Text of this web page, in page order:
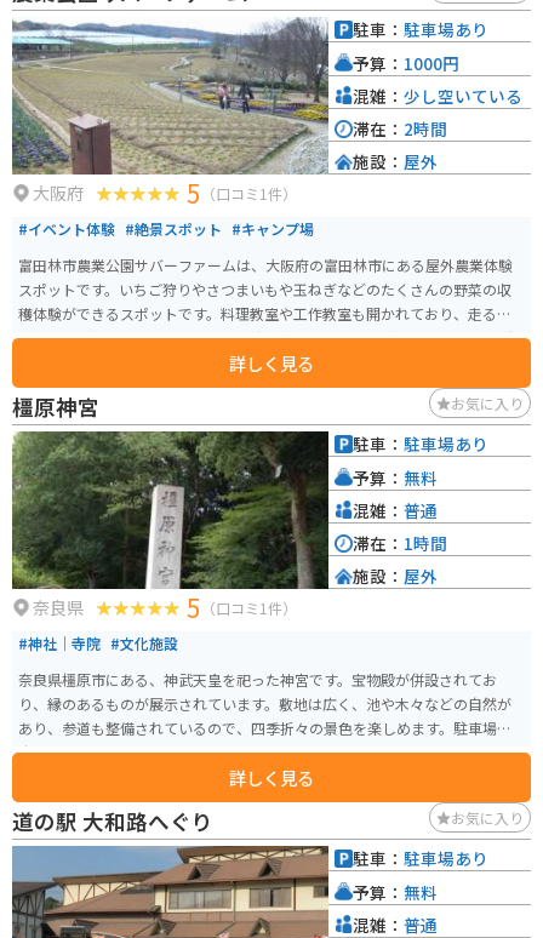
大阪府 5 （口コミ1件）
#イベント体験 #絶景スポット #キャンプ場
富田林市農業公園サバーファームは、大阪府の富田林市にある屋外農業体験
スポットです。いちご狩りやさつまいもや玉ねぎなどのたくさんの野菜の収
穫体験ができるスポットです。料理教室や工作教室も開かれており、走るだ
けでなく、何か訪れたところの思い出を作りたいと言う方にオススメの場所
詳しく見る
駐車： 駐車場あり
予算： 1000円
混雑： 少し空いている
滞在： 2時間
施設： 屋外
橿原神宮 お気に入り
奈良県 5 （口コミ1件）
#神社｜寺院 #文化施設
奈良県橿原市にある、神武天皇を祀った神宮です。宝物殿が併設されてお
り、縁のあるものが展示されています。敷地は広く、池や木々などの自然が
あり、参道も整備されているので、四季折々の景色を楽しめます。駐車場も
広いです。
詳しく見る
駐車： 駐車場あり
予算： 無料
混雑： 普通
滞在： 1時間
施設： 屋外
道の駅 大和路へぐり お気に入り
駐車： 駐車場あり
予算： 無料
混雑： 普通